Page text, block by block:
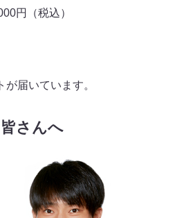
円（税込）
届いています。
さんへ